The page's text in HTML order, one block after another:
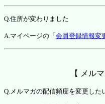
Q.住所が変わりました
A.マイページの「 会員登録情報変
【 メル
Q.メルマガの配信頻度を変更した